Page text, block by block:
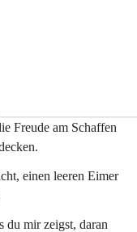
e
n
a
Freude am Schaffen
einen leeren Eimer
du mir zeigst, daran